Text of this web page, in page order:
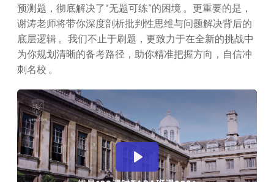
预测题，彻底解决了“无题可练”的困境 。更重要的是，
谢涛老师将带你深度剖析批判性思维与问题解决背后的
底层逻辑 。我们不止于刷题，更致力于在全新的挑战中
为你规划清晰的备考路径，助你精准把握方向，自信冲
刺名校 。